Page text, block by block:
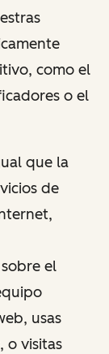
como el
o el
que la
de
el
usas
o visitas